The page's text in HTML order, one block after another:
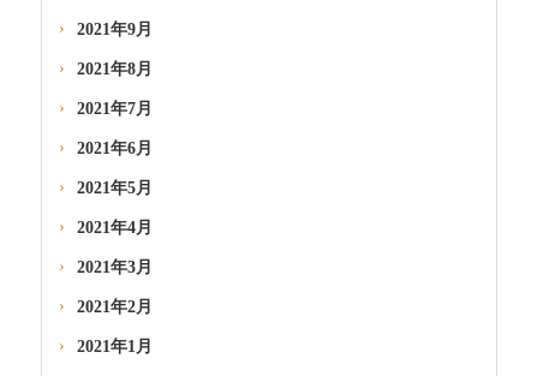
2021年9月
2021年8月
2021年7月
2021年6月
2021年5月
2021年4月
2021年3月
2021年2月
2021年1月